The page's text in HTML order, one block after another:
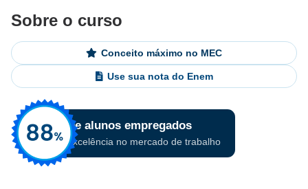
Sobre o curso
Conceito máximo no MEC
Use sua nota do Enem